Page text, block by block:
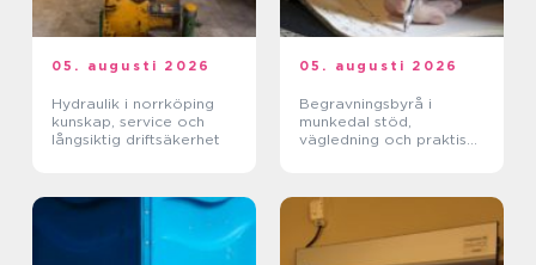
05. augusti 2026
Hydraulik i norrköping
kunskap, service och
långsiktig driftsäkerhet
05. augusti 2026
Begravningsbyrå i
munkedal stöd,
vägledning och praktisk